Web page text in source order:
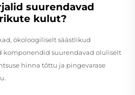
suurendavad
kulut?
ökoloogiliselt säästlikud
komponendid suurendavad oluliselt
hinna tõttu ja pingevarase